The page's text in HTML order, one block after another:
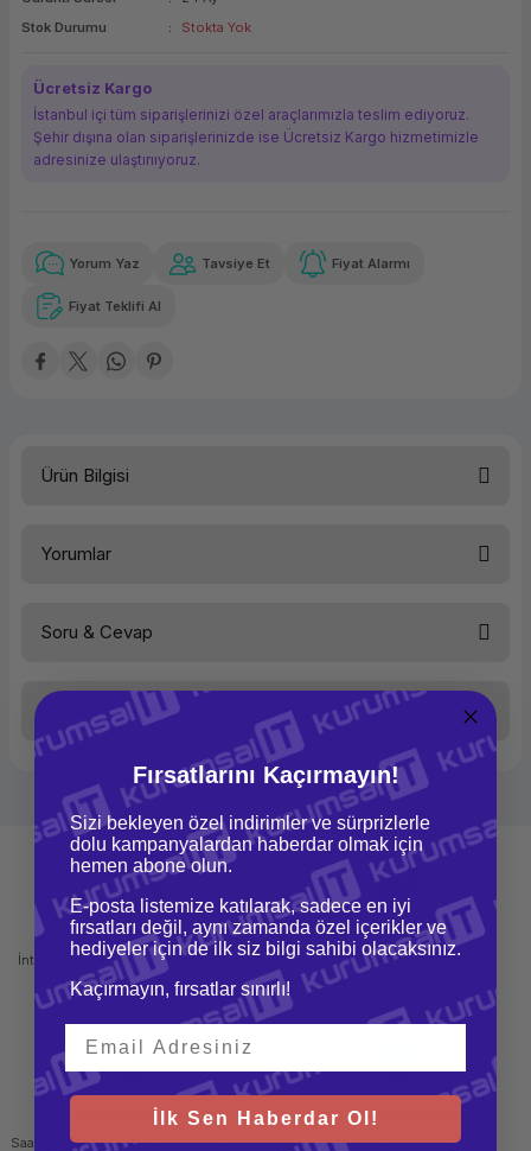
Bileşenleri
Stok Durumu
Stokta Yok
Ücretsiz Kargo
İstanbul içi tüm siparişlerinizi özel araçlarımızla teslim ediyoruz.
Şehir dışına olan siparişlerinizde ise Ücretsiz Kargo hizmetimizle
adresinize ulaştırııyoruz.
Güvenilir Alışveriş
Kolay iade imkanı
12,95 TL
Yorum Yaz Tavsiye Et Fiyat Alarmı
Fiyat Teklifi Al
Ürün Bilgisi
Yorumlar
Yorum Yaz
Soru & Cevap
Ürün hakkında henüz soru sorulmamış.
Taksit Seçenekleri
Mağazadan Teslimat
İnternetten sipariş et ve mağazadan
teslim al
İade ve Değişim
Kolay iade ve değişim imkanı
Hızlı Gönderi
Saat 15.00'a kadar yapılan siparişlerde
Güvenli Alışveriş
256 bit SSL sertifikası
Fırsatlarını Kaçırmayın!
Sizi bekleyen özel indirimler ve sürprizlerle
dolu kampanyalardan haberdar olmak için
hemen abone olun.
E-posta listemize katılarak, sadece en iyi
fırsatları değil, aynı zamanda özel içerikler ve
hediyeler için de ilk siz bilgi sahibi olacaksınız.
Kaçırmayın, fırsatlar sınırlı!
İlk Sen Haberdar Ol!